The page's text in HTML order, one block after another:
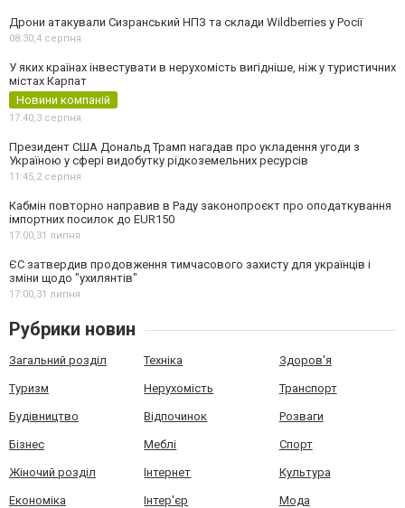
Дрони атакували Сизранський НПЗ та склади Wildberries у Росії
08:30,4 серпня
У яких країнах інвестувати в нерухомість вигідніше, ніж у туристичних
містах Карпат
Новини компаній
17:40,3 серпня
Президент США Дональд Трамп нагадав про укладення угоди з
Україною у сфері видобутку рідкоземельних ресурсів
11:45,2 серпня
Кабмін повторно направив в Раду законопроєкт про оподаткування
імпортних посилок до EUR150
17:00,31 липня
ЄС затвердив продовження тимчасового захисту для українців і
зміни щодо "ухилянтів"
17:00,31 липня
Рубрики новин
Загальний розділ Техніка Здоров'я
Туризм Нерухомість Транспорт
Будівництво Відпочинок Розваги
Бізнес Меблі Спорт
Жіночий розділ Інтернет Культура
Економіка Інтер'єр Мода